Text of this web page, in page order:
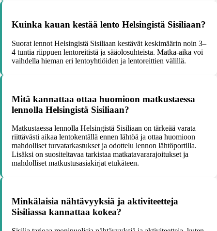
Kuinka kauan kestää lento Helsingistä Sisiliaan?
Suorat lennot Helsingistä Sisiliaan kestävät keskimäärin noin 3–
4 tuntia riippuen lentoreitistä ja sääolosuhteista. Matka-aika voi
vaihdella hieman eri lentoyhtiöiden ja lentoreittien välillä.
Mitä kannattaa ottaa huomioon matkustaessa
lennolla Helsingistä Sisiliaan?
Matkustaessa lennolla Helsingistä Sisiliaan on tärkeää varata
riittävästi aikaa lentokentällä ennen lähtöä ja ottaa huomioon
mahdolliset turvatarkastukset ja odottelu lennon lähtöportilla.
Lisäksi on suositeltavaa tarkistaa matkatavararajoitukset ja
mahdolliset matkustusasiakirjat etukäteen.
Minkälaisia nähtävyyksiä ja aktiviteetteja
Sisiliassa kannattaa kokea?